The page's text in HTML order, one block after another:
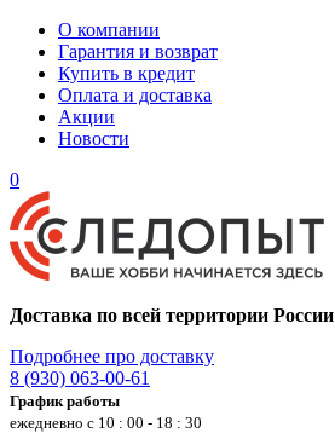
О компании
Гарантия и возврат
Купить в кредит
Оплата и доставка
Акции
Новости
0
Доставка по всей территории России
Подробнее про доставку
8 (930) 063-00-61
График работы
ежедневно с 10 : 00 - 18 : 30